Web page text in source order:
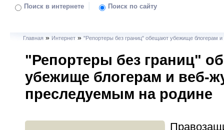
Поиск в интернете | Поиск по сайту
Главная » Интернет »"Репортеры без границ" обещают убежище блогерам
"Репортеры без границ"
убежище блогерам и веб-
преследуемым на родине